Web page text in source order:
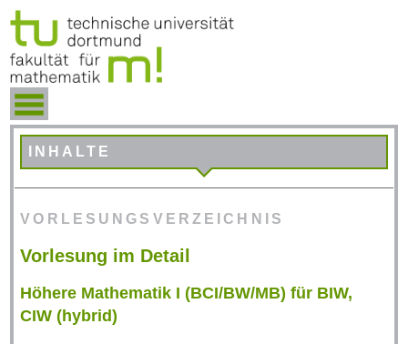
INHALTE
VORLESUNGSVERZEICHNIS
Vorlesung im Detail
Höhere Mathematik I (BCI/BW/MB) für BIW,
CIW (hybrid)